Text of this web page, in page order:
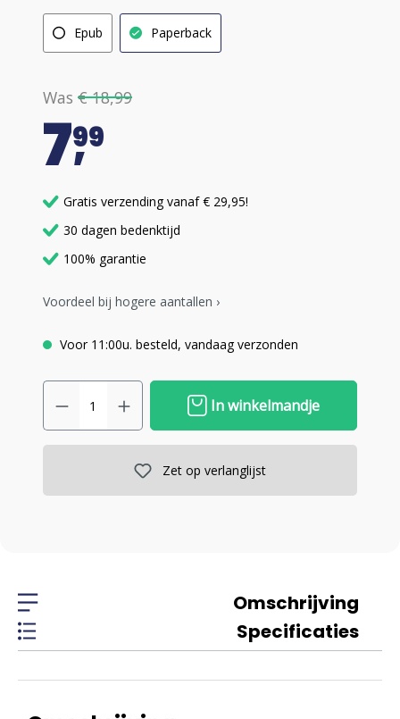
Epub Paperback
Was € 18,99
799
Gratis verzending vanaf € 29,95!
30 dagen bedenktijd
100% garantie
Voordeel bij hogere aantallen ›
Voor 11:00u. besteld, vandaag verzonden
In winkelmandje
Zet op verlanglijst
Omschrijving
Specificaties